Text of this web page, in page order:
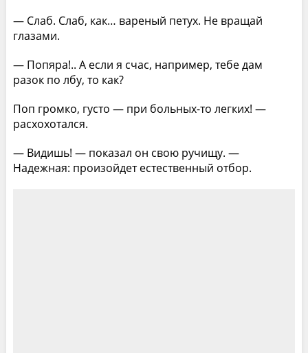
— Слаб. Слаб, как… вареный петух. Не вращай
глазами.
— Попяра!.. А если я счас, например, тебе дам
разок по лбу, то как?
Поп громко, густо — при больных-то легких! —
расхохотался.
— Видишь! — показал он свою ручищу. —
Надежная: произойдет естественный отбор.